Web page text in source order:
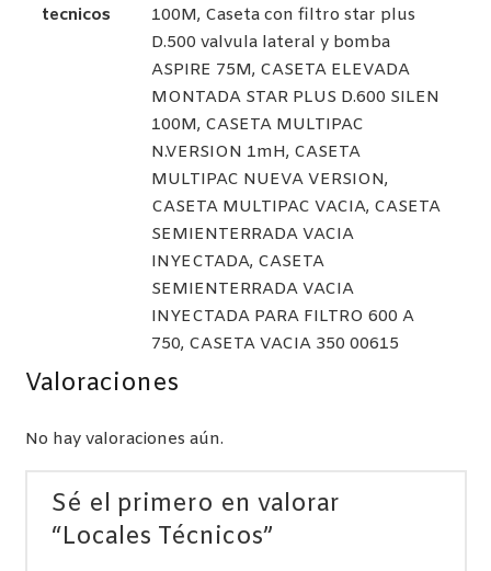
tecnicos
100M, Caseta con filtro star plus
D.500 valvula lateral y bomba
ASPIRE 75M, CASETA ELEVADA
MONTADA STAR PLUS D.600 SILEN
100M, CASETA MULTIPAC
N.VERSION 1mH, CASETA
MULTIPAC NUEVA VERSION,
CASETA MULTIPAC VACIA, CASETA
SEMIENTERRADA VACIA
INYECTADA, CASETA
SEMIENTERRADA VACIA
INYECTADA PARA FILTRO 600 A
750, CASETA VACIA 350 00615
Valoraciones
No hay valoraciones aún.
Sé el primero en valorar
“Locales Técnicos”